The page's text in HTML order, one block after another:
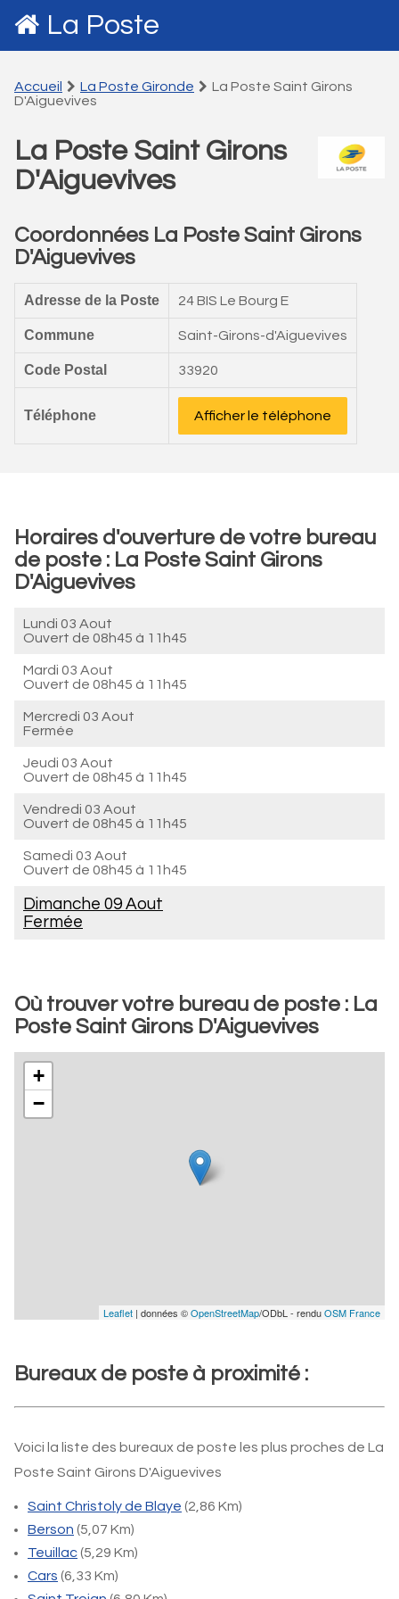
La Poste
Accueil La Poste Gironde
La Poste Saint Girons
D'Aiguevives
La Poste Saint Girons
D'Aiguevives
Coordonnées La Poste Saint Girons
D'Aiguevives
Adresse de la Poste 24 BIS Le Bourg E
Commune Saint-Girons-d'Aiguevives
Code Postal 33920
Téléphone Afficher le téléphone
Horaires d'ouverture de votre bureau
de poste : La Poste Saint Girons
D'Aiguevives
Lundi 03 Aout
Ouvert de 08h45 à 11h45
Mardi 03 Aout
Ouvert de 08h45 à 11h45
Mercredi 03 Aout
Fermée
Jeudi 03 Aout
Ouvert de 08h45 à 11h45
Vendredi 03 Aout
Ouvert de 08h45 à 11h45
Samedi 03 Aout
Ouvert de 08h45 à 11h45
Dimanche 09 Aout
Fermée
Où trouver votre bureau de poste : La
Poste Saint Girons D'Aiguevives
+
−
Leaflet | données ©OpenStreetMap/ODbL - renduOSM France
Bureaux de poste à proximité :
Voici la liste des bureaux de poste les plus proches de La
Poste Saint Girons D'Aiguevives
Saint Christoly de Blaye (2,86 Km)
Berson (5,07 Km)
Teuillac(5,29 Km)
Cars (6,33 Km)